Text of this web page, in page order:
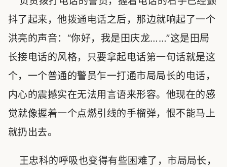
抖了起来，他拨通电话之后，那边就响起了一个
洪亮的声音：“你好，我是田庆龙……”这是田局
长接电话的风格，只要拿起电话第一句话就是这
个，一个普通的警员乍一打通市局局长的电话，
内心的震撼实在无法用言语来形容。他现在的感
觉就像握着一个点燃引线的手榴弹，恨不能马上
就扔出去。
王忠科的呼吸也变得有些困难了，市局局长，